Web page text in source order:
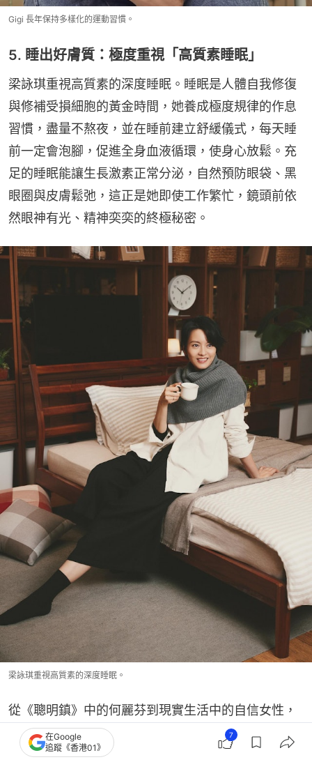
Gigi 長年保持多樣化的運動習慣。
5. 睡出好膚質：極度重視「高質素睡眠」
梁詠琪重視高質素的深度睡眠。睡眠是人體自我修復
與修補受損細胞的黃金時間，她養成極度規律的作息
習慣，盡量不熬夜，並在睡前建立舒緩儀式，每天睡
前一定會泡腳，促進全身血液循環，使身心放鬆。充
足的睡眠能讓生長激素正常分泌，自然預防眼袋、黑
眼圈與皮膚鬆弛，這正是她即使工作繁忙，鏡頭前依
然眼神有光、精神奕奕的終極秘密。
梁詠琪重視高質素的深度睡眠。
從《聰明鎮》中的何麗芬到現實生活中的自信女性，
梁詠琪用時間證明了：歲月並非美的敵人，只要懂得
由內而外溫和對待自己，50 歲依然能綻放無可取代的
在Google
追蹤《香港01》
7